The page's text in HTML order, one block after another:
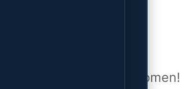
binnenkort online komen!